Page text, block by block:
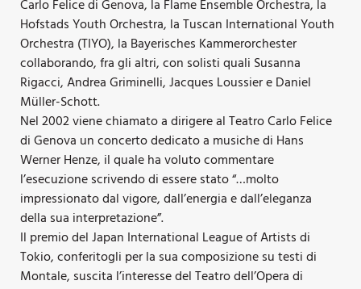
Carlo Felice di Genova, la Flame Ensemble Orchestra, la
Hofstads Youth Orchestra, la Tuscan International Youth
Orchestra (TIYO), la Bayerisches Kammerorchester
collaborando, fra gli altri, con solisti quali Susanna
Rigacci, Andrea Griminelli, Jacques Loussier e Daniel
Müller-Schott.
Nel 2002 viene chiamato a dirigere al Teatro Carlo Felice
di Genova un concerto dedicato a musiche di Hans
Werner Henze, il quale ha voluto commentare
l’esecuzione scrivendo di essere stato “…molto
impressionato dal vigore, dall’energia e dall’eleganza
della sua interpretazione”.
Il premio del Japan International League of Artists di
Tokio, conferitogli per la sua composizione su testi di
Montale, suscita l’interesse del Teatro dell’Opera di